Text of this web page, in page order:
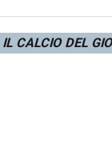
IL CALCIO DEL